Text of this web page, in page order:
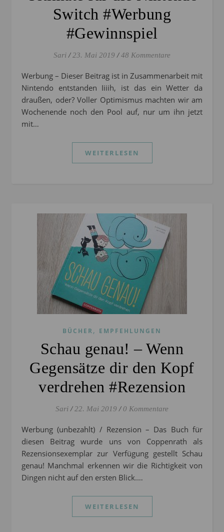
Switch #Werbung
#Gewinnspiel
Sari / 23. Mai 2019 / 48 Kommentare
Werbung – Dieser Beitrag ist in Zusammenarbeit mit
Nintendo entstanden Iiiih, ist das ein Wetter da
draußen, oder? Voller Optimismus machten wir am
Wochenende noch den Pool auf, nur um ihn jetzt
mit…
WEITERLESEN
BÜCHER, EMPFEHLUNGEN
Schau genau! – Wenn
Gegensätze dir den Kopf
verdrehen #Rezension
Sari / 22. Mai 2019 / 0 Kommentare
Werbung (unbezahlt) / Rezension – Das Buch für
diesen Beitrag wurde uns von Coppenrath als
Rezensionsexemplar zur Verfügung gestellt Schau
genau! Manchmal erkennen wir die Richtigkeit von
Dingen nicht auf den ersten Blick.…
WEITERLESEN